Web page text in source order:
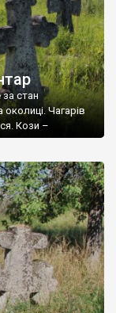
за стан
Чагарів
Кози –
кладовищ,
то улюблений
невелике, […]